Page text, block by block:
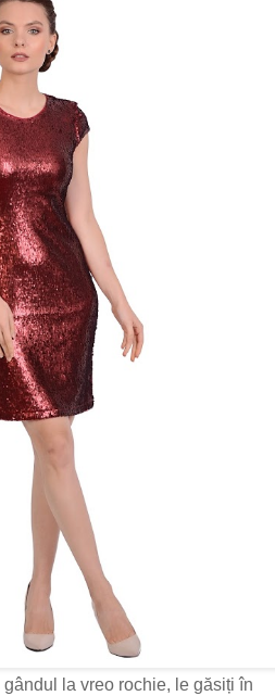
gândul la vreo rochie, le găsiți în